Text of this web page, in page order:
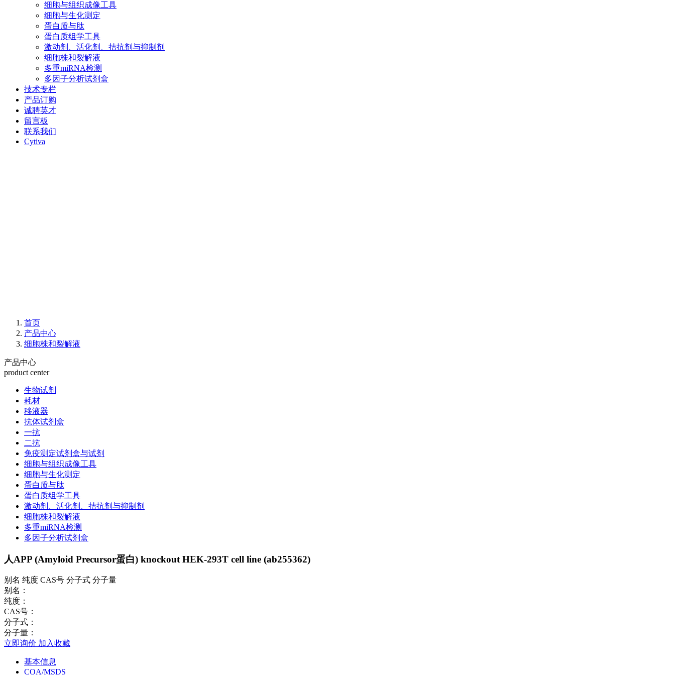
细胞与组织成像工具
细胞与生化测定
蛋白质与肽
蛋白质组学工具
激动剂、活化剂、拮抗剂与抑制剂
细胞株和裂解液
多重miRNA检测
多因子分析试剂盒
技术专栏
产品订购
诚聘英才
留言板
联系我们
Cytiva
首页
产品中心
细胞株和裂解液
产品中心
product center
生物试剂
耗材
移液器
抗体试剂盒
一抗
二抗
免疫测定试剂盒与试剂
细胞与组织成像工具
细胞与生化测定
蛋白质与肽
蛋白质组学工具
激动剂、活化剂、拮抗剂与抑制剂
细胞株和裂解液
多重miRNA检测
多因子分析试剂盒
人APP (Amyloid Precursor蛋白) knockout HEK-293T cell line (ab255362)
别名 纯度 CAS号 分子式 分子量
别名：
纯度：
CAS号：
分子式：
分子量：
立即询价 加入收藏
基本信息
COA/MSDS